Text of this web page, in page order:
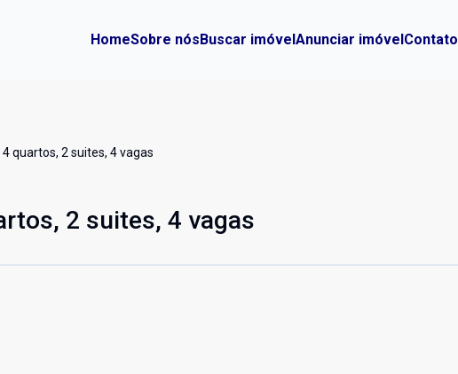
HomeSobre nósBuscar imóvelAnunciar imóvelContato
quartos, 2 suites, 4 vagas
2 suites, 4 vagas